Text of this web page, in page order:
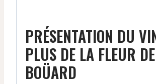
PRÉSENTATION DU
PLUS DE LA FLEUR DE
BOÜARD